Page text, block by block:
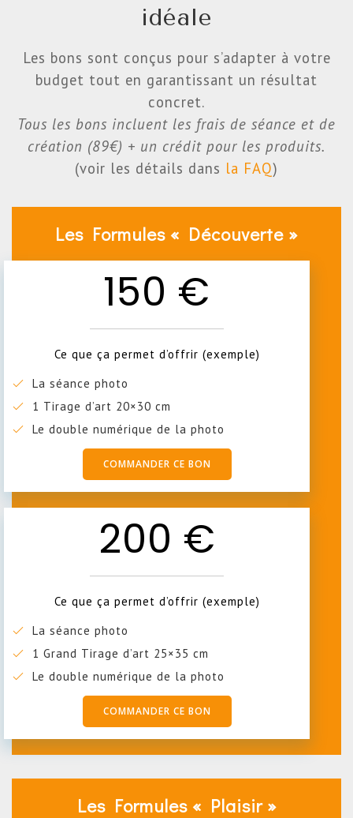
idéale
Les bons sont conçus pour s’adapter à votre
budget tout en garantissant un résultat
concret.
Tous les bons incluent les frais de séance et de
création (89€) + un crédit pour les produits.
(voir les détails dans la FAQ)
Les Formules « Découverte »
150 €
Ce que ça permet d’offrir (exemple)
La séance photo
1 Tirage d’art 20×30 cm
Le double numérique de la photo
COMMANDER CE BON
200 €
Ce que ça permet d’offrir (exemple)
La séance photo
1 Grand Tirage d’art 25×35 cm
Le double numérique de la photo
COMMANDER CE BON
Les Formules « Plaisir »